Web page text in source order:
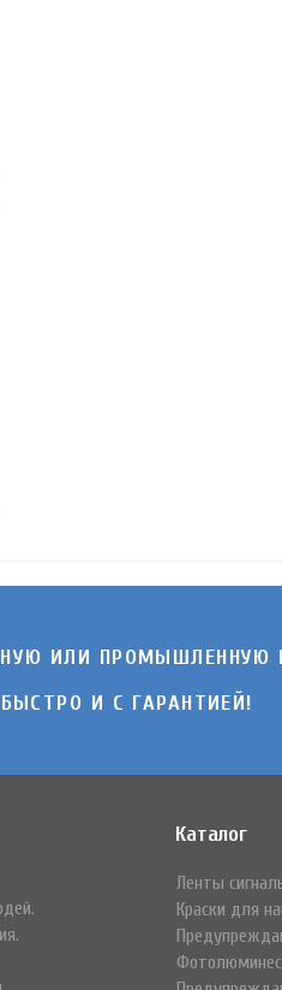
ИЛИ ПРОМЫШЛЕННУЮ
И C ГАРАНТИЕЙ!
Каталог
Ленты
Краски для